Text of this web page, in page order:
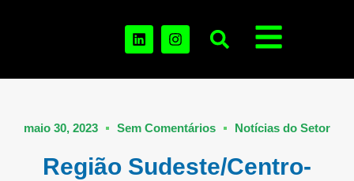
maio 30, 2023 Sem Comentários Notícias do Setor
Região Sudeste/Centro-